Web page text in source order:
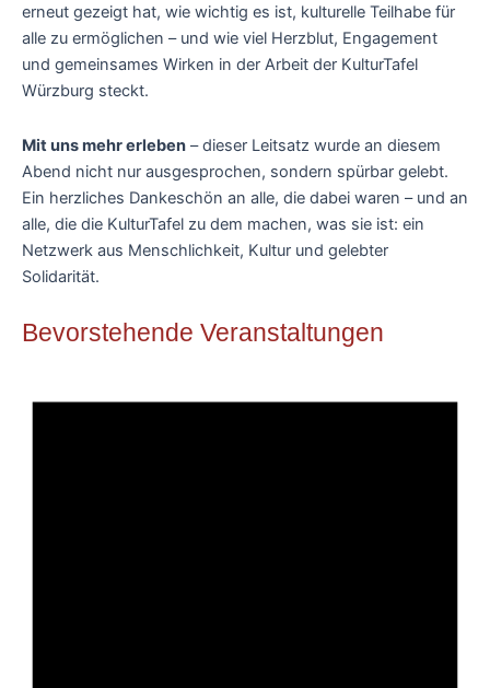
erneut gezeigt hat, wie wichtig es ist, kulturelle Teilhabe für
alle zu ermöglichen – und wie viel Herzblut, Engagement
und gemeinsames Wirken in der Arbeit der KulturTafel
Würzburg steckt.
Mit uns mehr erleben – dieser Leitsatz wurde an diesem
Abend nicht nur ausgesprochen, sondern spürbar gelebt.
Ein herzliches Dankeschön an alle, die dabei waren – und an
alle, die die KulturTafel zu dem machen, was sie ist: ein
Netzwerk aus Menschlichkeit, Kultur und gelebter
Solidarität.
Bevorstehende Veranstaltungen